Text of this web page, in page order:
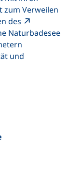
zum Verweilen
des
Fenster)
Naturbadesee
und